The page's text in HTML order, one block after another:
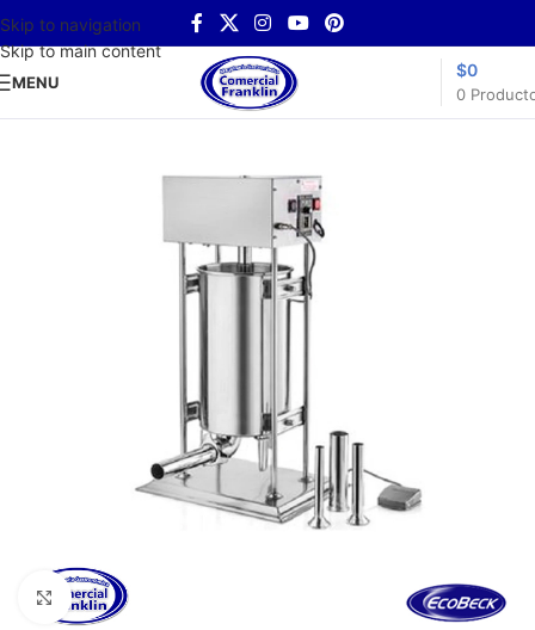
Skip to navigation
Skip to main content
MENU
0
$0
Haga clic para ampliar